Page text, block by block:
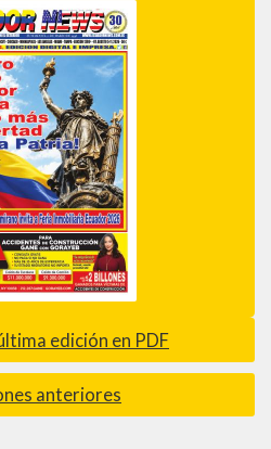
edición en PDF
anteriores